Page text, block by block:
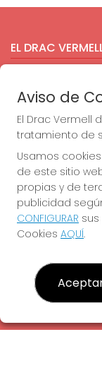
EL DRAC
Resultados
Empresas
Comprar en SELAE
Peñas
Acceso
Registro
REDES SOCIALES
CONTACTO
ADMINISTRACION
Aviso de
El Drac Vermell
tratamiento de
Usamos
de este sitio
propias y de
publicidad
CONFIGURAR
Cookies AQUÍ.